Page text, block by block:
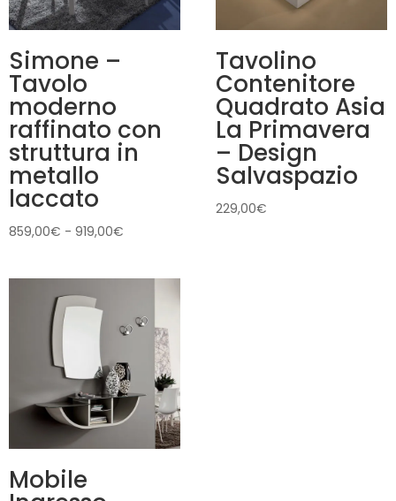
Simone –
Tavolo
moderno
raffinato con
struttura in
metallo
laccato
859,00€ - 919,00€
859,00€
a
919,00€
Tavolino
Contenitore
Quadrato Asia
La Primavera
– Design
Salvaspazio
229,00€
Mobile